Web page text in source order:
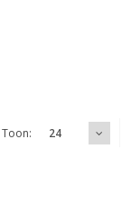
Toon: 24